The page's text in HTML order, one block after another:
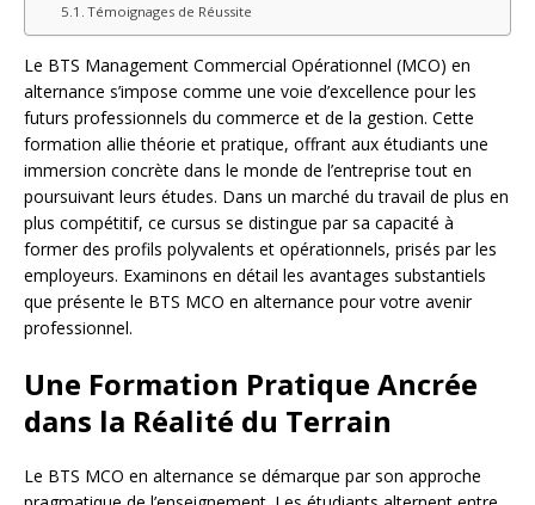
Témoignages de Réussite
Le BTS Management Commercial Opérationnel (MCO) en
alternance s’impose comme une voie d’excellence pour les
futurs professionnels du commerce et de la gestion. Cette
formation allie théorie et pratique, offrant aux étudiants une
immersion concrète dans le monde de l’entreprise tout en
poursuivant leurs études. Dans un marché du travail de plus en
plus compétitif, ce cursus se distingue par sa capacité à
former des profils polyvalents et opérationnels, prisés par les
employeurs. Examinons en détail les avantages substantiels
que présente le BTS MCO en alternance pour votre avenir
professionnel.
Une Formation Pratique Ancrée
dans la Réalité du Terrain
Le BTS MCO en alternance se démarque par son approche